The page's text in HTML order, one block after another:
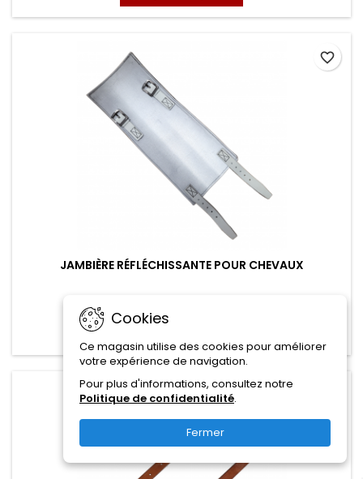
JAMBIÈRE RÉFLÉCHISSANTE POUR CHEVAUX
favorite_border
Cookies
Ce magasin utilise des cookies pour améliorer
votre expérience de navigation.
Pour plus d'informations, consultez notre
Politique de confidentialité.
Fermer